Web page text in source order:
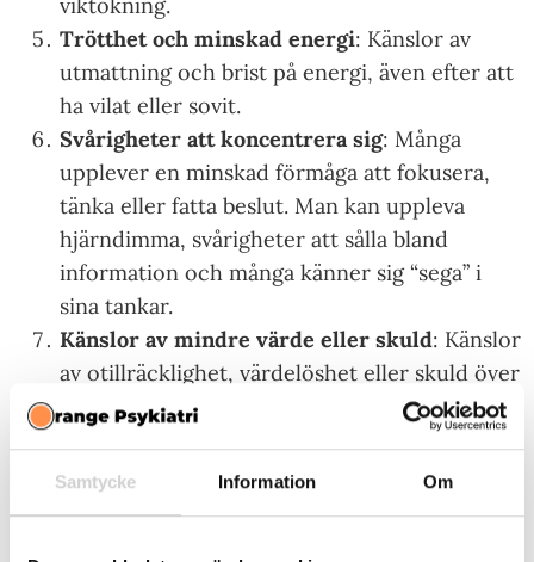
Samtycke Information Om
viktökning.
Trötthet och minskad energi: Känslor av
utmattning och brist på energi, även efter att
ha vilat eller sovit.
Svårigheter att koncentrera sig: Många
upplever en minskad förmåga att fokusera,
tänka eller fatta beslut. Man kan uppleva
hjärndimma, svårigheter att sålla bland
information och många känner sig “sega” i
sina tankar.
Känslor av mindre värde eller skuld: Känslor
av otillräcklighet, värdelöshet eller skuld över
tidigare händelser eller handlingar.
: Vissa
med depression upplever tankar på att skada